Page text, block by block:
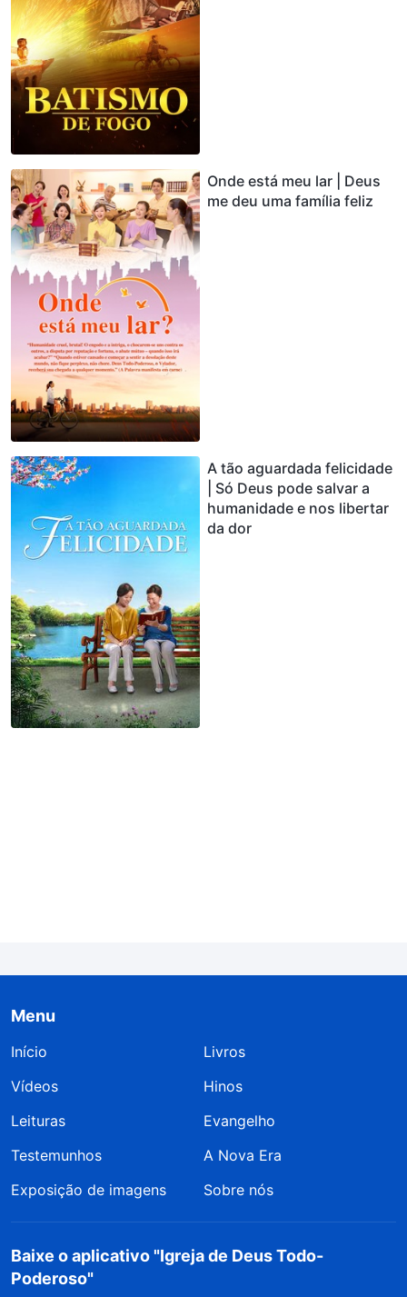
Onde está meu lar | Deus
me deu uma família feliz
A tão aguardada felicidade
| Só Deus pode salvar a
humanidade e nos libertar
da dor
Menu
Início
Livros
Vídeos
Hinos
Leituras
Evangelho
Testemunhos
A Nova Era
Exposição de imagens
Sobre nós
Baixe o aplicativo "Igreja de Deus Todo-
Poderoso"